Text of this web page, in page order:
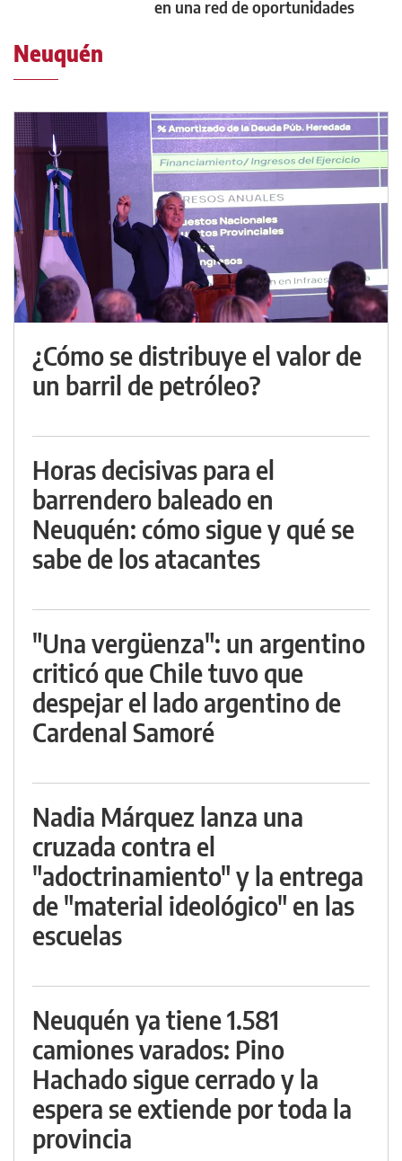
en una red de oportunidades
Neuquén
¿Cómo se distribuye el valor de
un barril de petróleo?
Horas decisivas para el
barrendero baleado en
Neuquén: cómo sigue y qué se
sabe de los atacantes
"Una vergüenza": un argentino
criticó que Chile tuvo que
despejar el lado argentino de
Cardenal Samoré
Nadia Márquez lanza una
cruzada contra el
"adoctrinamiento" y la entrega
de "material ideológico" en las
escuelas
Neuquén ya tiene 1.581
camiones varados: Pino
Hachado sigue cerrado y la
espera se extiende por toda la
provincia